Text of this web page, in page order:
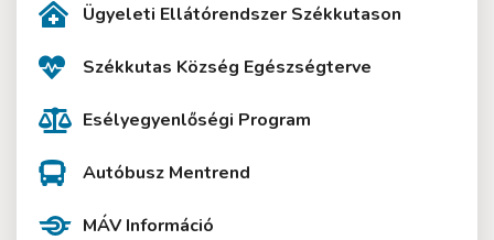
Ügyeleti Ellátórendszer Székkutason
Székkutas Község Egészségterve
Esélyegyenlőségi Program
Autóbusz Mentrend
MÁV Információ